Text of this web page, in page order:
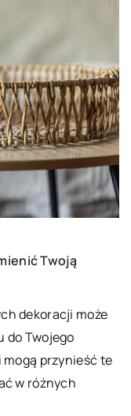
Twoją
dekoracji może
do Twojego
przynieść te
w różnych